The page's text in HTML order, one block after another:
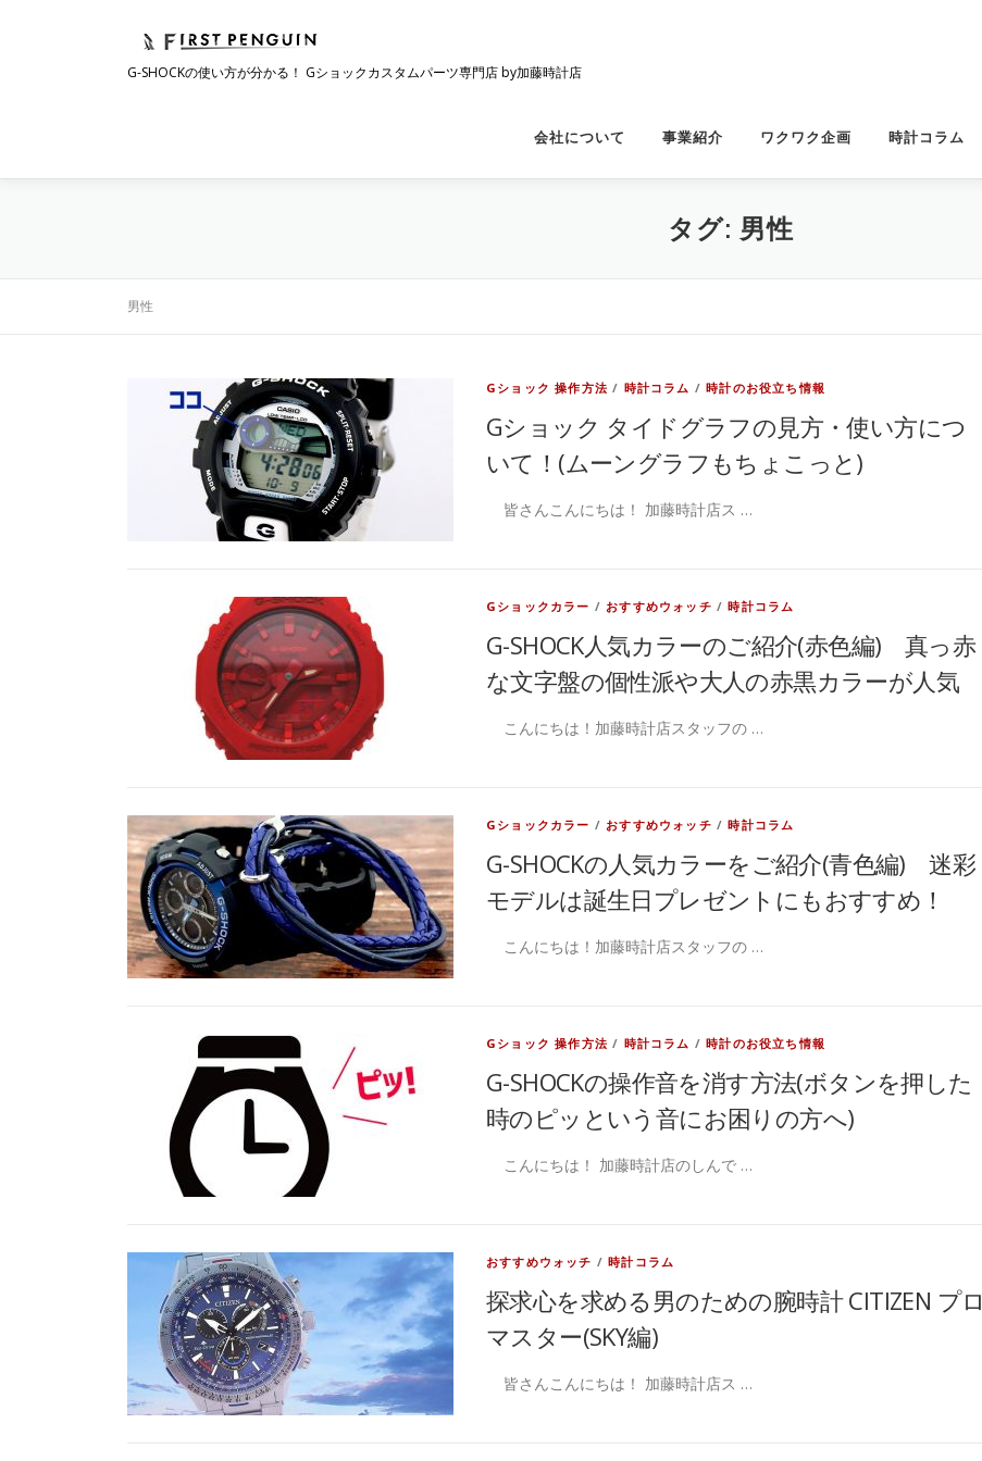
キ
G-SHOCKの使い方が分かる！ Gショックカスタムパーツ専門店 by加藤時計店
会社について 事業紹介 ワクワク企画 時計コラム
タグ: 男性
男性
Gショック 操作方法 / 時計コラム /時計のお役立ち情報
Gショック タイドグラフの見方・使い方につ
いて！(ムーングラフもちょこっと)
皆さんこんにちは！ 加藤時計店ス …
Gショックカラー /おすすめウォッチ /時計コラム
G-SHOCK人気カラーのご紹介(赤色編) 真っ赤
な文字盤の個性派や大人の赤黒カラーが人気
こんにちは！加藤時計店スタッフの …
Gショックカラー /おすすめウォッチ /時計コラム
G-SHOCKの人気カラーをご紹介(青色編) 迷彩
モデルは誕生日プレゼントにもおすすめ！
こんにちは！加藤時計店スタッフの …
Gショック 操作方法 / 時計コラム /時計のお役立ち情報
G-SHOCKの操作音を消す方法(ボタンを押した
時のピッという音にお困りの方へ)
こんにちは！ 加藤時計店のしんで …
おすすめウォッチ /時計コラム
探求心を求める男のための腕時計 CITIZEN プロ
マスター(SKY編)
皆さんこんにちは！ 加藤時計店ス …